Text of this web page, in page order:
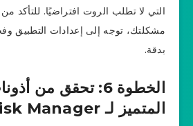
التي لا تطلب الروت افتراضيًا. للتأكد
مشكلتك، توجه إلى إعدادات التطبيق
بدقة.
الخطوة 6: تحقق من
المتميز لـ Magisk Manager